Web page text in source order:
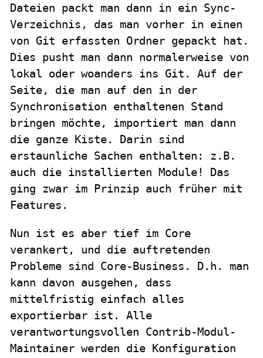
Dateien packt man dann in ein Sync-
Verzeichnis, das man vorher in einen
von Git erfassten Ordner gepackt hat.
Dies pusht man dann normalerweise von
lokal oder woanders ins Git. Auf der
Seite, die man auf den in der
Synchronisation enthaltenen Stand
bringen möchte, importiert man dann
die ganze Kiste. Darin sind
erstaunliche Sachen enthalten: z.B.
auch die installierten Module! Das
ging zwar im Prinzip auch früher mit
Features.
Nun ist es aber tief im Core
verankert, und die auftretenden
Probleme sind Core-Business. D.h. man
kann davon ausgehen, dass
mittelfristig einfach alles
exportierbar ist. Alle
verantwortungsvollen Contrib-Modul-
Maintainer werden die Konfiguration